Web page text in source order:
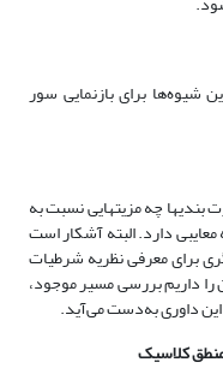
برای بازنمایی سور
چه مزیت­هایی نسبت به
دارد. البته آشکار است
برای معرفی نظریه شرطیات
داریم بررسی مسیر موجود،
این داوری به‌دست می‌آید.
کلاسیک